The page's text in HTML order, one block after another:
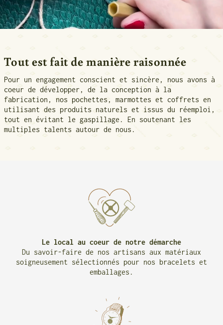
Tout est fait de manière raisonnée
Pour un engagement conscient et sincère, nous avons à
coeur de développer, de la conception à la
fabrication, nos pochettes, marmottes et coffrets en
utilisant des produits naturels et issus du réemploi,
tout en évitant le gaspillage. En soutenant les
multiples talents autour de nous.
Le local au coeur de notre démarche
Du savoir-faire de nos artisans aux matériaux
soigneusement sélectionnés pour nos bracelets et
emballages.